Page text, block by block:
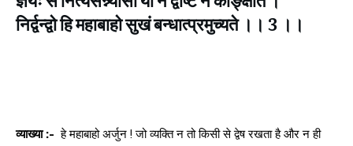
निर्द्वन्द्वो हि महाबाहो सुखं बन्धात्प्रमुच्यते ।। 3 ।।
व्याख्या :- हे महाबाहो अर्जुन ! जो व्यक्ति न तो किसी से द्वेष रखता है और न ही